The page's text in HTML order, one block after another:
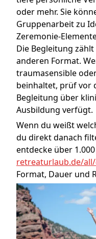
oder mehr. Sie
Gruppenarbeit zu
Zeremonie-
Die Begleitung
anderen Format.
traumasensible
beinhaltet, prüf vor
Begleitung über
Ausbildung verfügt.
Wenn du weißt
du direkt danach
entdecke über
retreaturlaub.de/
Format, Dauer und